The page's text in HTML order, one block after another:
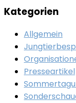
Kategorien
Allgemein
Presseartikel